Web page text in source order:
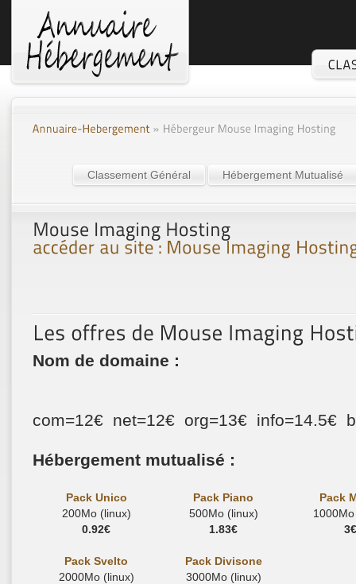
Classement Général Hébergement Mutualisé
Nom de domaine :
com=12€ net=12€ org=13€ info=14.5€
Hébergement mutualisé :
Pack Unico
200Mo (linux)
0.92€
Pack Piano
500Mo (linux)
1.83€
Pack
3€
Pack Svelto
2000Mo (linux)
Pack Divisone
3000Mo (linux)